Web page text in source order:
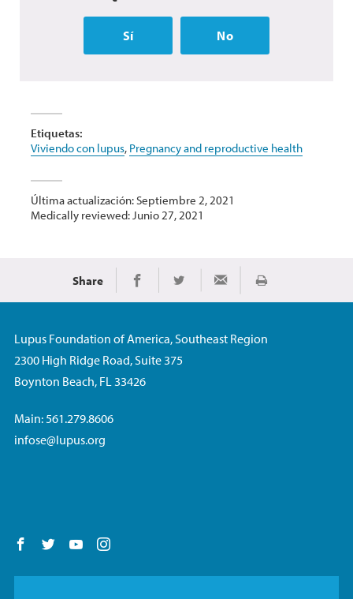
Sí No
Etiquetas:
Viviendo con lupus, Pregnancy and reproductive health
Última actualización: Septiembre 2, 2021
Medically reviewed: Junio 27, 2021
Share Share on Facebook
Share on TwitterShare via EmailImprimir
Lupus Foundation of America, Southeast Region
2300 High Ridge Road, Suite 375
Boynton Beach, FL 33426
Main: 561.279.8606
infose@lupus.org
Follow us on Facebook
Follow us on Twitter
Follow us on YouTube